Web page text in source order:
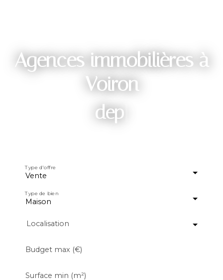
Agences immobilières à
Voiron
depuis 2005
Vente
Type d'offre
Maison
Type de bien
Localisation
Budget max (€)
Surface min (m²)